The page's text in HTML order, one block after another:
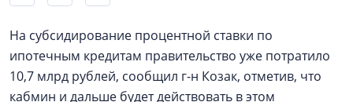
На субсидирование процентной ставки по
ипотечным кредитам правительство уже потратило
10,7 млрд рублей, сообщил г-н Козак, отметив, что
кабмин и дальше будет действовать в этом